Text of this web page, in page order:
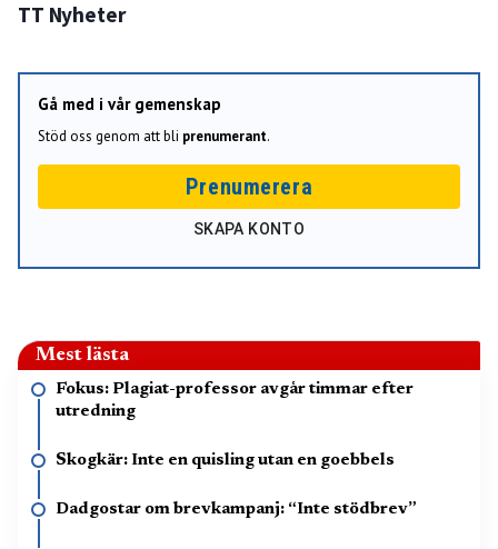
TT Nyheter
Gå med i vår gemenskap
Stöd oss genom att bli prenumerant.
Prenumerera
SKAPA KONTO
Mest lästa
Fokus: Plagiat-professor avgår timmar efter
utredning
Skogkär: Inte en quisling utan en goebbels
Dadgostar om brevkampanj: “Inte stödbrev”